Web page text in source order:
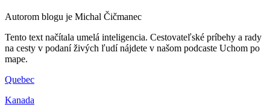
Autorom blogu je Michal Čičmanec
Tento text načítala umelá inteligencia. Cestovateľské príbehy a rady
na cesty v podaní živých ľudí nájdete v našom podcaste Uchom po
mape.
Quebec
Kanada